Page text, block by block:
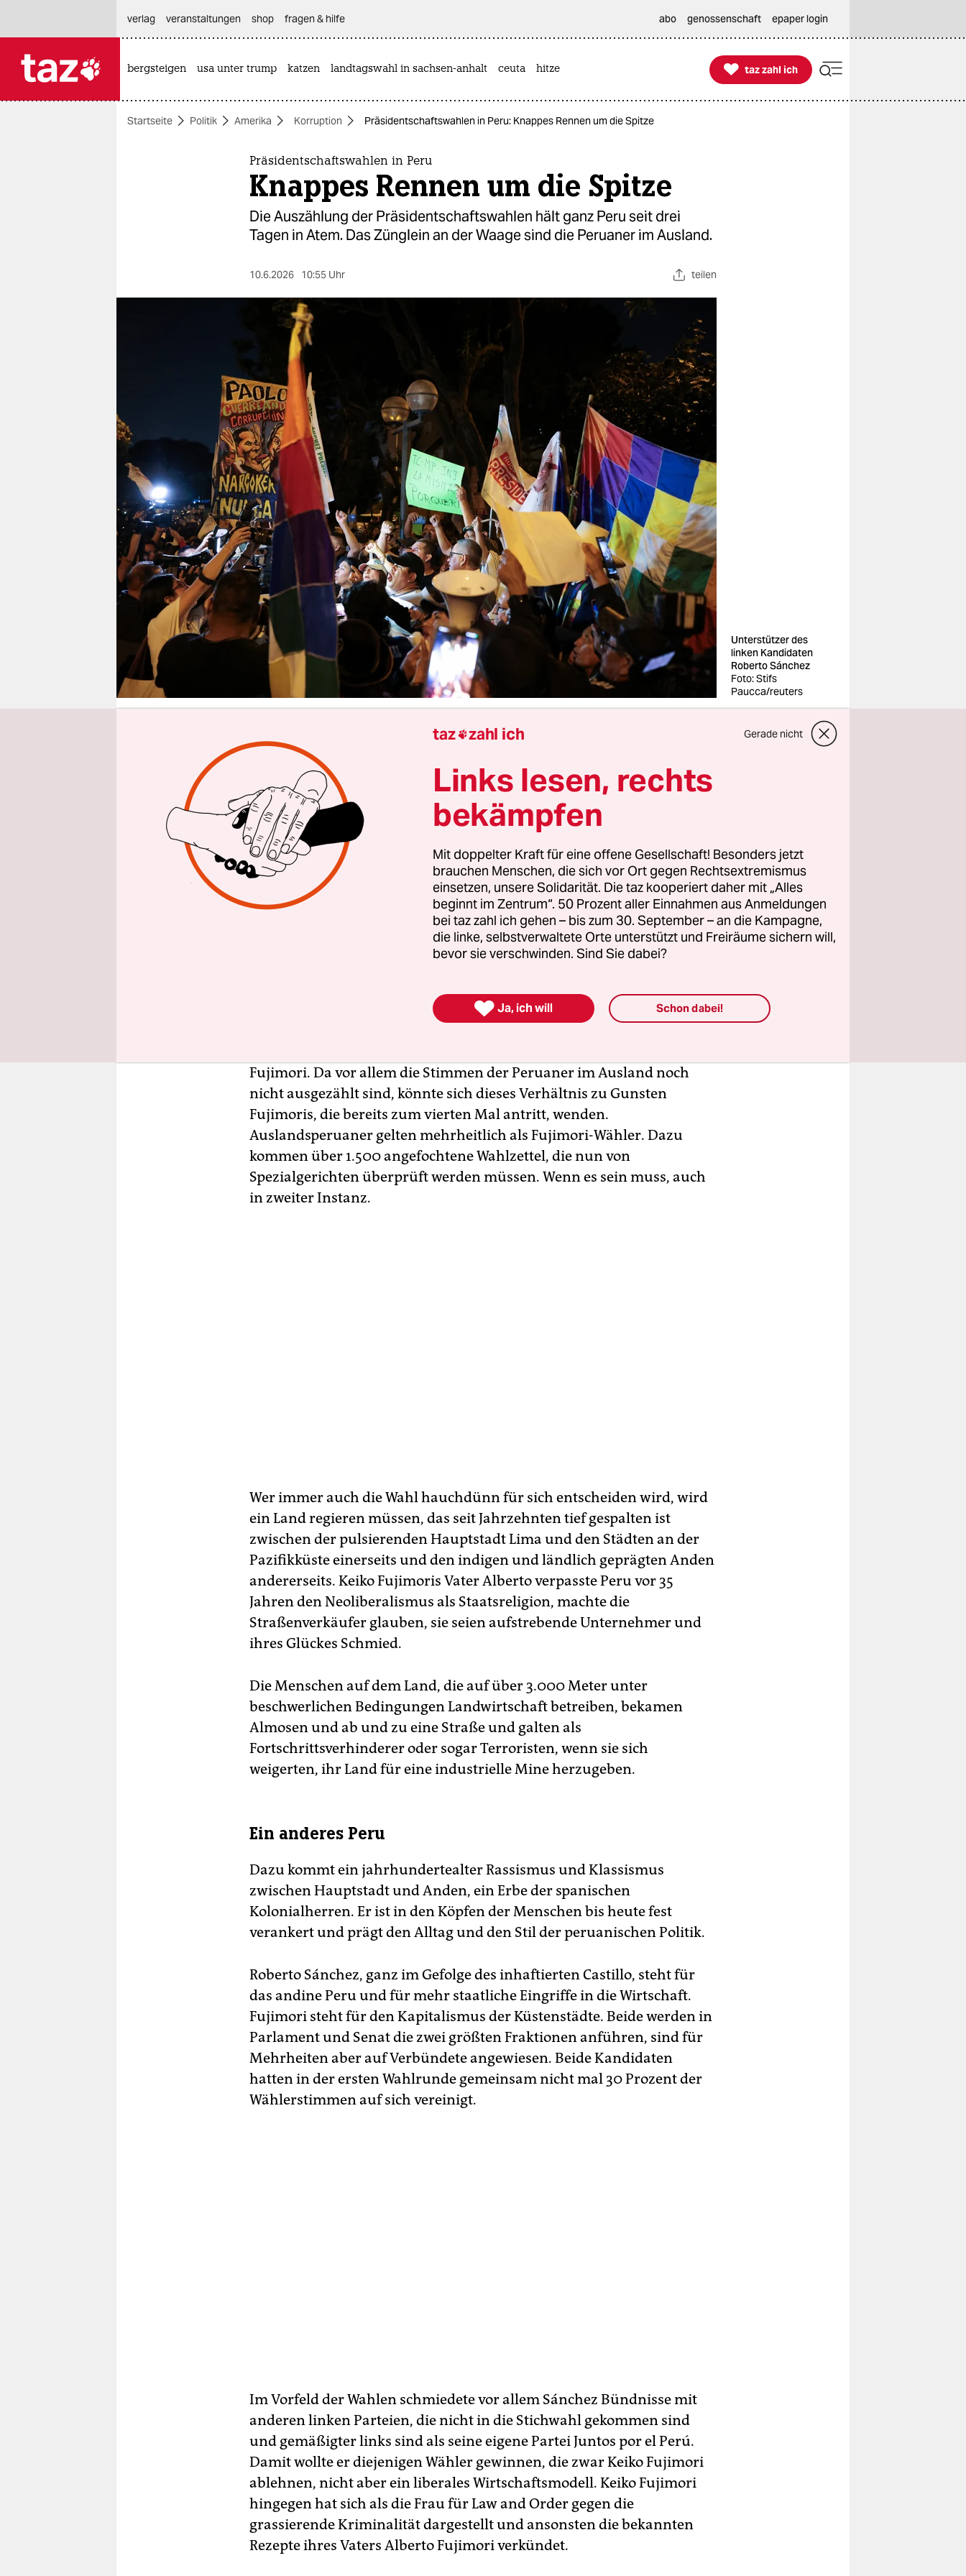
themen
verlag
verlag
veranstaltungen
shop
fragen & hilfe
unterstützen
abo
genossenschaft
epaper login
verlag
veranstaltungen shop fragen & hilfe abo genossenschaft epaper login
bergsteigen usa unter trump katzen landtagswahl in sachsen-anhalt ceuta hitze 
taz zahl ich
taz zahl ich
Startseite Politik Amerika Korruption Präsidentschaftswahlen in Peru: Knappes Rennen um die Spitze
Präsidentschaftswahlen in Peru
Knappes Rennen um die Spitze
Die Auszählung der Präsidentschaftswahlen hält ganz Peru seit drei
Tagen in Atem. Das Zünglein an der Waage sind die Peruaner im Ausland.
10.6.2026 10:55 Uhr teilen
Unterstützer des
linken Kandidaten
Roberto Sánchez
Foto: Stifs
Paucca/reuters
Am Sonntag hatten die Peruanerinnen die Wahl zwischen der
Diktatorentochter Keiko Fujimori und dem linken Abgeordneten
Roberto Sánchez. Für die
Peruanerinnen war die Wahl
der Wahlen von 2021. Damals stand
Dorfschullehrer Pedro Castillo gegenüber. Letzterer gewann damals
äußerst knapp mit 44.000 Stimmen Vorsprung undregierte Peru
eineinhalb Jahre.
2022 versuchte er den Kongress aufzulösen und Peru
per Dekret und mit einer Notstandsregierung zu führen, woraufhin er
abgesetzt und verurteilt wurde.
Am Dienstagmittag, zwei Tage nach der Wahl, steht das Ergebnis
Fujimori. Da vor allem die Stimmen der Peruaner im Ausland noch
nicht ausgezählt sind, könnte sich dieses Verhältnis zu Gunsten
Fujimoris, die bereits zum vierten Mal antritt, wenden.
Auslandsperuaner gelten mehrheitlich als Fujimori-Wähler. Dazu
kommen über 1.500 angefochtene Wahlzettel, die nun von
Spezialgerichten überprüft werden müssen. Wenn es sein muss, auch
in zweiter Instanz.
Wer immer auch die Wahl hauchdünn für sich entscheiden wird, wird
ein Land regieren müssen, das seit Jahrzehnten tief gespalten ist
zwischen der pulsierenden Hauptstadt Lima und den Städten an der
Pazifikküste einerseits und den indigen und ländlich geprägten Anden
andererseits. Keiko Fujimoris Vater Alberto verpasste Peru vor 35
Jahren den Neoliberalismus als Staatsreligion, machte die
Straßenverkäufer glauben, sie seien aufstrebende Unternehmer und
ihres Glückes Schmied.
Die Menschen auf dem Land, die auf über 3.000 Meter unter
beschwerlichen Bedingungen Landwirtschaft betreiben, bekamen
Almosen und ab und zu eine Straße und galten als
Fortschrittsverhinderer oder sogar Terroristen, wenn sie sich
weigerten, ihr Land für eine industrielle Mine herzugeben.
Ein anderes Peru
Dazu kommt ein jahrhundertealter Rassismus und Klassismus
zwischen Hauptstadt und Anden, ein Erbe der spanischen
Kolonialherren. Er ist in den Köpfen der Menschen bis heute fest
verankert und prägt den Alltag und den Stil der peruanischen Politik.
Roberto Sánchez, ganz im Gefolge des inhaftierten Castillo, steht für
das andine Peru und für mehr staatliche Eingriffe in die Wirtschaft.
Fujimori steht für den Kapitalismus der Küstenstädte. Beide werden in
Parlament und Senat die zwei größten Fraktionen anführen, sind für
Mehrheiten aber auf Verbündete angewiesen. Beide Kandidaten
hatten in der ersten Wahlrunde gemeinsam nicht mal 30 Prozent der
Wählerstimmen auf sich vereinigt.
Im Vorfeld der Wahlen schmiedete vor allem Sánchez Bündnisse mit
anderen linken Parteien, die nicht in die Stichwahl gekommen sind
und gemäßigter links sind als seine eigene Partei Juntos por el Perú.
Damit wollte er diejenigen Wähler gewinnen, die zwar Keiko Fujimori
ablehnen, nicht aber ein liberales Wirtschaftsmodell. Keiko Fujimori
hingegen hat sich als die Frau für Law and Order gegen die
grassierende Kriminalität dargestellt und ansonsten die bekannten
Rezepte ihres Vaters Alberto Fujimori verkündet.
taz zahl ich Gerade nicht
Links lesen, rechts
bekämpfen
Mit doppelter Kraft für eine offene Gesellschaft! Besonders jetzt
brauchen Menschen, die sich vor Ort gegen Rechtsextremismus
einsetzen, unsere Solidarität. Die taz kooperiert daher mit „Alles
beginnt im Zentrum“. 50 Prozent aller Einnahmen aus Anmeldungen
bei taz zahl ich gehen – bis zum 30. September – an die Kampagne,
die linke, selbstverwaltete Orte unterstützt und Freiräume sichern will,
bevor sie verschwinden. Sind Sie dabei?
 Ja, ich will Schon dabei!